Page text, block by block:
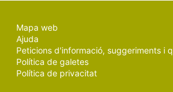
Mapa web
Ajuda
Peticions d'informació, suggeriments i
Política de galetes
Política de privacitat